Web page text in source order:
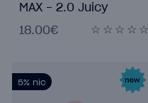
MAX - 2.0 Juicy
18.00€
5% nic